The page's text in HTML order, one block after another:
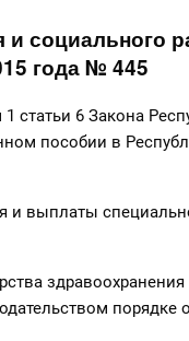
социального
года № 445
статьи 6 Закона
пособии в
выплаты
здравоохранения
порядке